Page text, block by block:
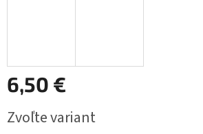
6,50 €
cena:
Zvoľte variant